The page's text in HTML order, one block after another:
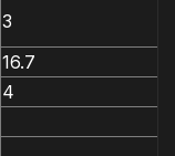
3
16.7
4